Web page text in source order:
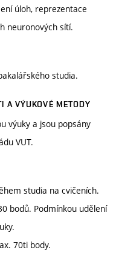
úloh, reprezentace
neuronových sítí.
studia.
A VÝUKOVÉ METODY
výuky a jsou popsány
VUT.
studia na cvičeních.
bodů. Podmínkou udělení
70ti body.